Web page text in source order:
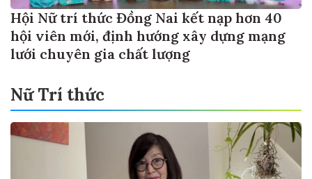
Hội Nữ trí thức Đồng Nai kết nạp hơn 40
hội viên mới, định hướng xây dựng mạng
lưới chuyên gia chất lượng
Nữ Trí thức